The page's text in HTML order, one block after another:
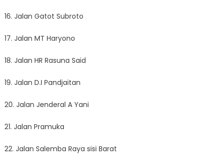
16. Jalan Gatot Subroto
17. Jalan MT Haryono
18. Jalan HR Rasuna Said
19. Jalan D.I Pandjaitan
20. Jalan Jenderal A Yani
21. Jalan Pramuka
22. Jalan Salemba Raya sisi Barat